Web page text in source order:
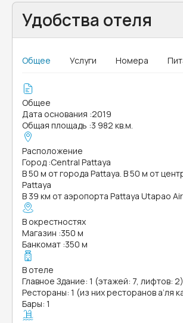
Удобства отеля
Общее Услуги Номера
Общее
Дата основания :2019
Общая площадь :3 982 кв.м.
Расположение
Город :Central Pattaya
В 50 м от города Pattaya. В 50 м от
Pattaya
В 39 км от аэропорта Pattaya Utapao
В окрестностях
Магазин :350 м
Банкомат :350 м
В отеле
Главное Здание: 1 (этажей: 7, лифтов: 2)
Рестораны: 1 (из них ресторанов а’ля
Бары: 1